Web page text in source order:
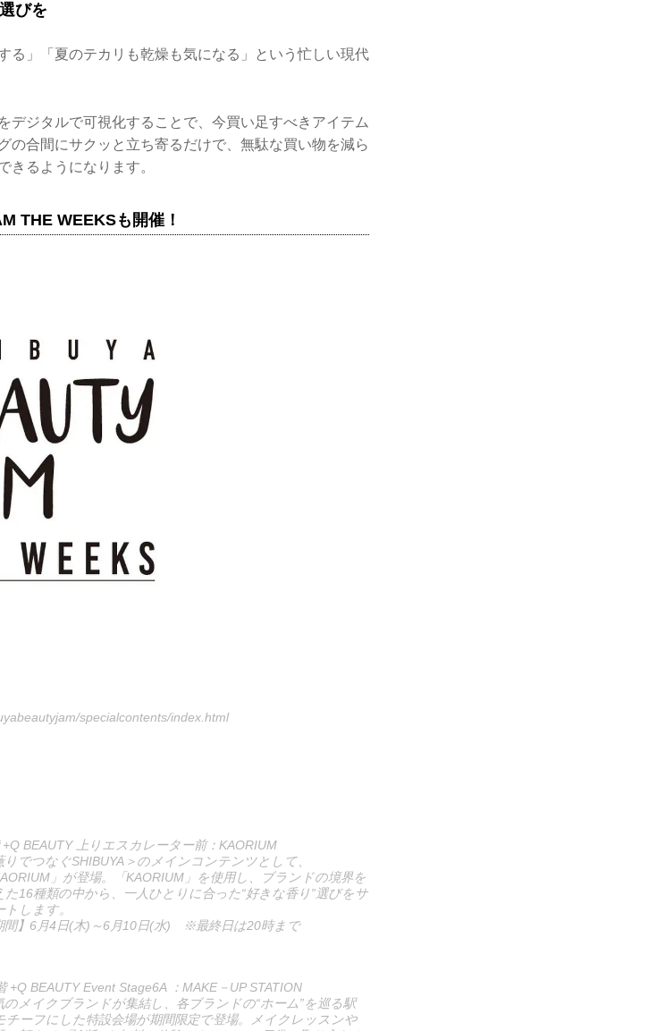
びを
る」「夏のテカリも乾燥も気になる」という忙しい現代
デジタルで可視化することで、今買い足すべきアイテム
の合間にサクッと立ち寄るだけで、無駄な買い物を減ら
きるようになります。
THE WEEKSも開催！
specialcontents/index.html
+Q BEAUTY 上りエスカレーター前：KAORIUM
りでつなぐSHIBUYA＞のメインコンテンツとして、
」が登場。「KAORIUM」を使用し、ブランドの境界を
た16種類の中から、一人ひとりに合った“好きな香り”選びをサ
トします。
間】6月4日(木)～6月10日(水) ※最終日は20時まで
+Q BEAUTY Event Stage6A ：MAKE－UP STATION
のメイクブランドが集結し、各ブランドの“ホーム”を巡る駅
チーフにした特設会場が期間限定で登場。メイクレッスンや